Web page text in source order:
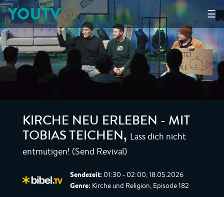
☰
YOUTV
KIRCHE NEU ERLEBEN - MIT
TOBIAS TEICHEN, Lass dich nicht
entmutigen! (Send Revival)
Sendezeit: 01:30 - 02:00, 18.05.2026
Genre: Kirche und Religion, Episode 182